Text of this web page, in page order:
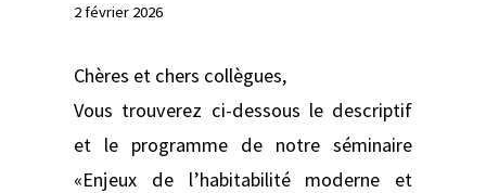
2 février 2026
Chères et chers collègues,
Vous trouverez ci-dessous le descriptif
et le programme de notre séminaire
«Enjeux de l’habitabilité moderne et